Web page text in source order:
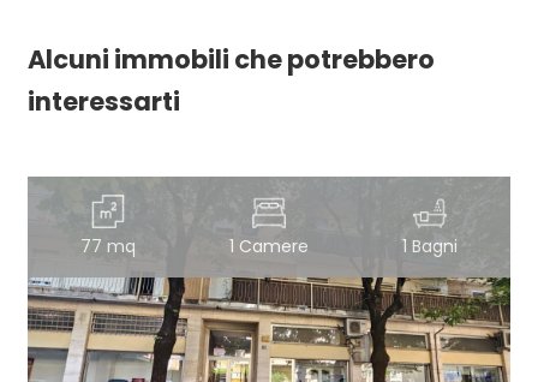
Alcuni immobili che potrebbero
interessarti
77 mq 1 Camere 1 Bagni